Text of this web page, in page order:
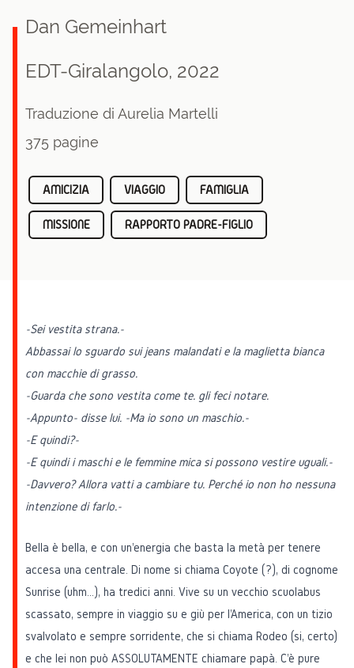
Dan Gemeinhart
EDT-Giralangolo, 2022
Traduzione di Aurelia Martelli
375 pagine
AMICIZIA VIAGGIO FAMIGLIA
MISSIONE RAPPORTO PADRE-FIGLIO
-Sei vestita strana.-
Abbassai lo sguardo sui jeans malandati e la maglietta bianca
con macchie di grasso.
-Guarda che sono vestita come te. gli feci notare.
-Appunto- disse lui. -Ma io sono un maschio.-
-E quindi?-
-E quindi i maschi e le femmine mica si possono vestire uguali.-
-Davvero? Allora vatti a cambiare tu. Perché io non ho nessuna
intenzione di farlo.-
Bella è bella, e con un'energia che basta la metà per tenere
accesa una centrale. Di nome si chiama Coyote (?), di cognome
Sunrise (uhm…), ha tredici anni. Vive su un vecchio scuolabus
scassato, sempre in viaggio su e giù per l'America, con un tizio
svalvolato e sempre sorridente, che si chiama Rodeo (si, certo)
e che lei non può ASSOLUTAMENTE chiamare papà. C'è pure